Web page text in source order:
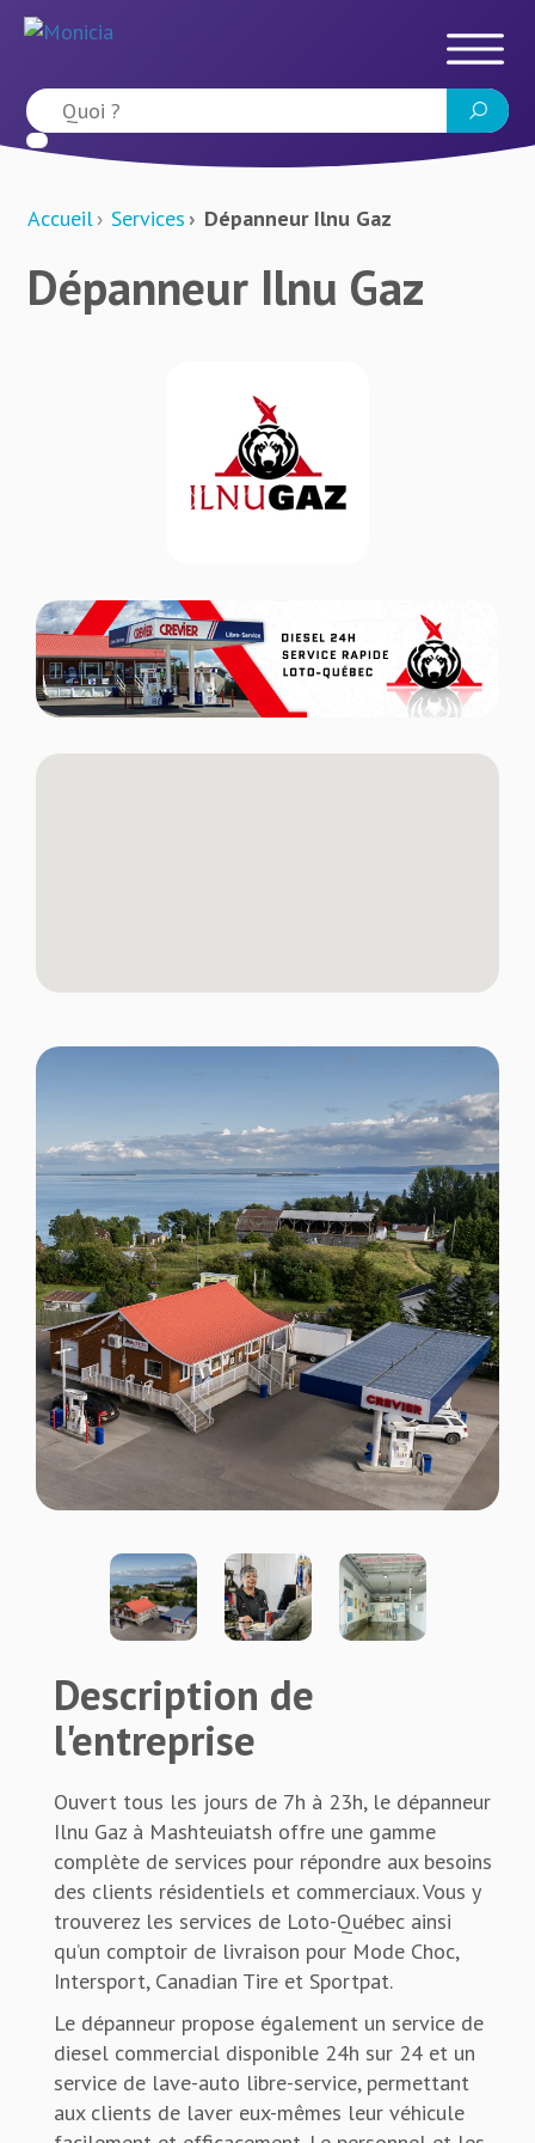
Accueil Services Dépanneur Ilnu Gaz
Dépanneur Ilnu Gaz
Description de
l'entreprise
Ouvert tous les jours de 7h à 23h, le dépanneur
Ilnu Gaz à Mashteuiatsh offre une gamme
complète de services pour répondre aux besoins
des clients résidentiels et commerciaux. Vous y
trouverez les services de Loto-Québec ainsi
qu’un comptoir de livraison pour Mode Choc,
Intersport, Canadian Tire et Sportpat.
Le dépanneur propose également un service de
diesel commercial disponible 24h sur 24 et un
service de lave-auto libre-service, permettant
aux clients de laver eux-mêmes leur véhicule